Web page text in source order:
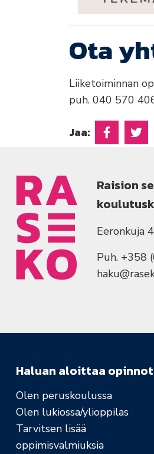
Ota
Liiketoiminnan
puh. 040 570
Jaa: Jaa Jaa
Raision
Eeronkuja
Puh. +358
Haluan aloittaa opinnot
Olen peruskoulussa
Olen lukiossa/ylioppilas
Tarvitsen lisää
oppimisvalmiuksia